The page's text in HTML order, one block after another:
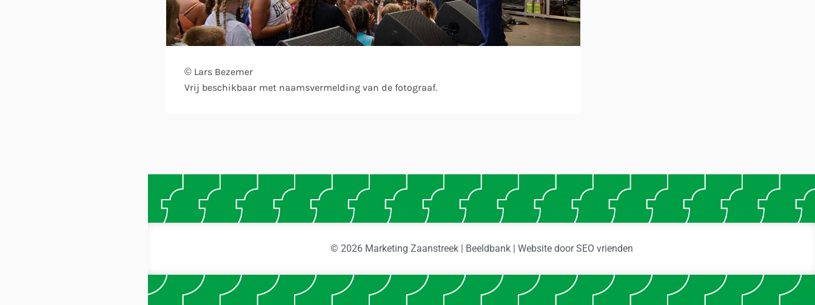
© Lars Bezemer
Vrij beschikbaar met naamsvermelding van de fotograaf.
© 2026 Marketing Zaanstreek | Beeldbank | Website doorSEO vrienden